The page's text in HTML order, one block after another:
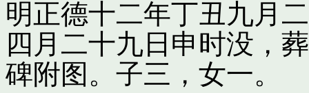
明正德十二年丁丑九月
四月二十九日申时没，
碑附图。子三，女一。